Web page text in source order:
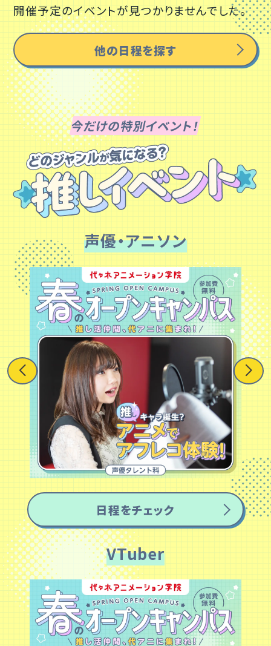
開催予定のイベントが見つかりませんでした。
他の日程を探す
今だけの特別イベント！
声優・アニソン
日程をチェック
VTuber